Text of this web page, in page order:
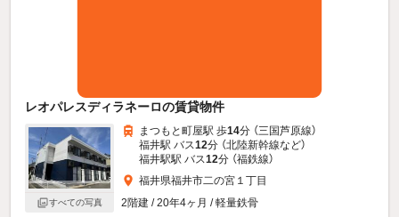
レオパレスディラネーロの賃貸物件
すべての写真
まつもと町屋駅 歩14分 （三国芦原線）
福井駅 バス12分 （北陸新幹線など）
福井駅駅 バス12分 （福鉄線）
福井県福井市二の宮１丁目
2階建 / 20年4ヶ月 / 軽量鉄骨